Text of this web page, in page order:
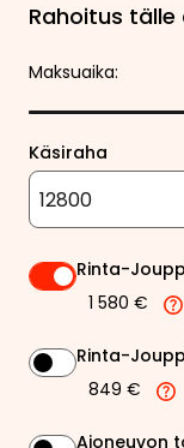
Rahoitus tälle
Maksuaika:
Käsiraha
Rinta-
1 580 €
Rinta-
849 €
Ajoneuvon